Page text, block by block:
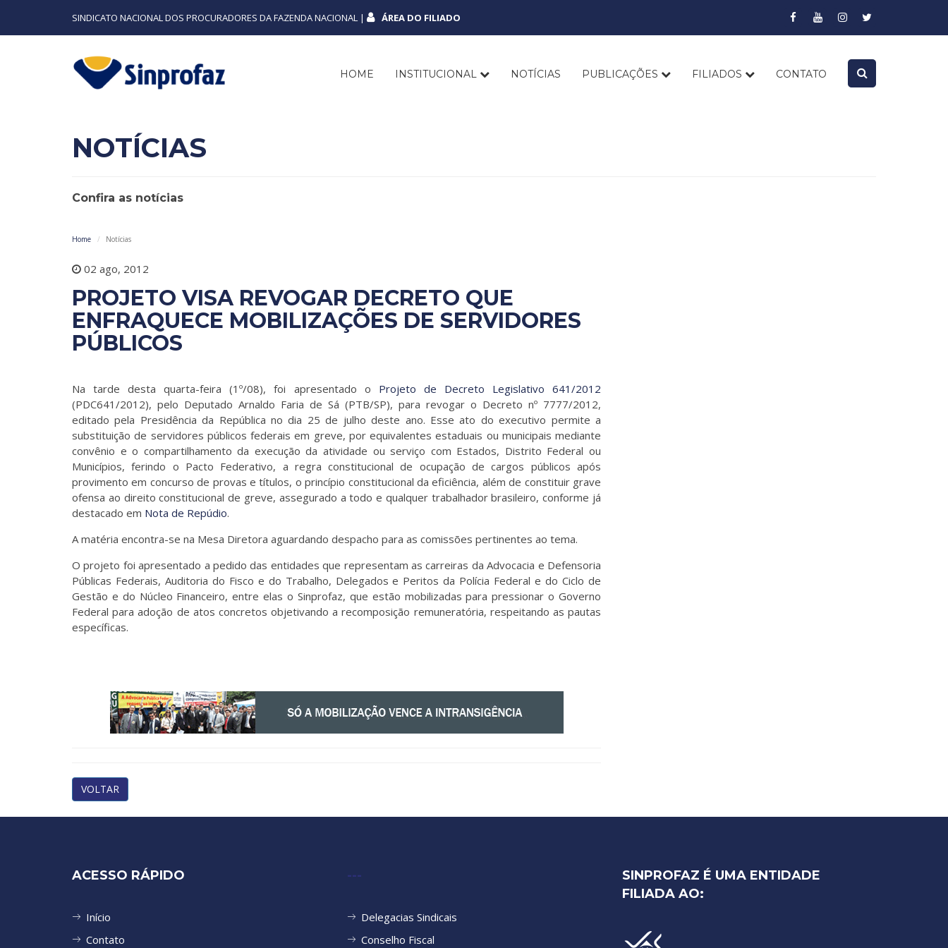
SINDICATO NACIONAL DOS PROCURADORES DA FAZENDA NACIONAL | ÁREA DO FILIADO
HOME INSTITUCIONAL NOTÍCIAS PUBLICAÇÕES FILIADOS CONTATO
NOTÍCIAS
Confira as notícias
Home Notícias
02 ago, 2012
PROJETO VISA REVOGAR DECRETO QUE
ENFRAQUECE MOBILIZAÇÕES DE SERVIDORES
PÚBLICOS
Na tarde desta quarta-feira (1º/08), foi apresentado o Projeto de Decreto Legislativo 641/2012
(PDC641/2012), pelo Deputado Arnaldo Faria de Sá (PTB/SP), para revogar o Decreto nº 7777/2012,
editado pela Presidência da República no dia 25 de julho deste ano. Esse ato do executivo permite a
substituição de servidores públicos federais em greve, por equivalentes estaduais ou municipais mediante
convênio e o compartilhamento da execução da atividade ou serviço com Estados, Distrito Federal ou
Municípios, ferindo o Pacto Federativo, a regra constitucional de ocupação de cargos públicos após
provimento em concurso de provas e títulos, o princípio constitucional da eficiência, além de constituir grave
ofensa ao direito constitucional de greve, assegurado a todo e qualquer trabalhador brasileiro, conforme já
destacado em Nota de Repúdio.
A matéria encontra-se na Mesa Diretora aguardando despacho para as comissões pertinentes ao tema.
O projeto foi apresentado a pedido das entidades que representam as carreiras da Advocacia e Defensoria
Públicas Federais, Auditoria do Fisco e do Trabalho, Delegados e Peritos da Polícia Federal e do Ciclo de
Gestão e do Núcleo Financeiro, entre elas o Sinprofaz, que estão mobilizadas para pressionar o Governo
Federal para adoção de atos concretos objetivando a recomposição remuneratória, respeitando as pautas
específicas.
VOLTAR
ACESSO RÁPIDO
Início
Contato
---
Delegacias Sindicais
Conselho Fiscal
SINPROFAZ É UMA ENTIDADE
FILIADA AO: